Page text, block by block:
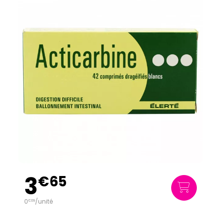
3€65
0€09/unité